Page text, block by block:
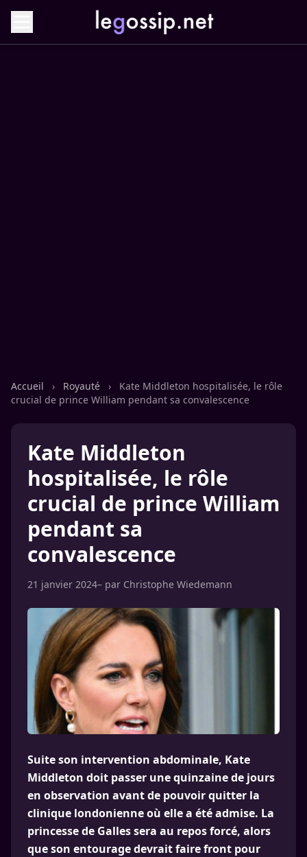
Accueil › Royauté ›
Kate Middleton hospitalisée, le rôle
crucial de prince William pendant sa convalescence
Kate Middleton
hospitalisée, le rôle
crucial de prince William
pendant sa
convalescence
21 janvier 2024– par Christophe Wiedemann
Suite son intervention abdominale, Kate
Middleton doit passer une quinzaine de jours
en observation avant de pouvoir quitter la
clinique londonienne où elle a été admise. La
princesse de Galles sera au repos forcé, alors
que son entourage devrait faire front pour